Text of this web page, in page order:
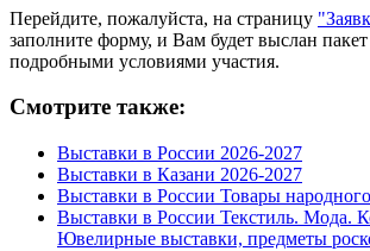
Перейдите, пожалуйста, на страницу
заполните форму, и Вам будет выслан
подробными условиями участия.
Смотрите также:
Выставки в России 2026-2027
Выставки в Казани 2026-2027
Выставки в России Товары
Выставки в России Текстиль. Мода.
Ювелирные выставки, предметы